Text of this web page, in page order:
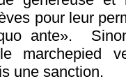
pour leur
ante».
marchepied
une sanction.